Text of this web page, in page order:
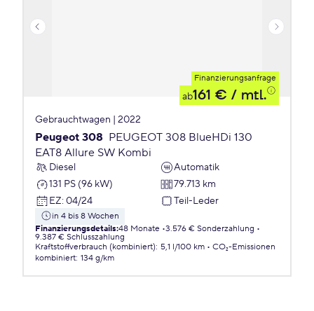
Finanzierungsanfrage
ab161 € / mtl.
Gebrauchtwagen | 2022
Peugeot 308 PEUGEOT 308 BlueHDi 130
EAT8 Allure SW Kombi
Diesel
Automatik
131 PS (96 kW)
79.713 km
EZ: 04/24 Teil-Leder
in 4 bis 8 Wochen
Finanzierungsdetails:48 Monate 3.576 € Sonderzahlung
9.387 € Schlusszahlung
Kraftstoffverbrauch (kombiniert): 5,1 l/100 km
CO₂-Emissionen
kombiniert: 134 g/km